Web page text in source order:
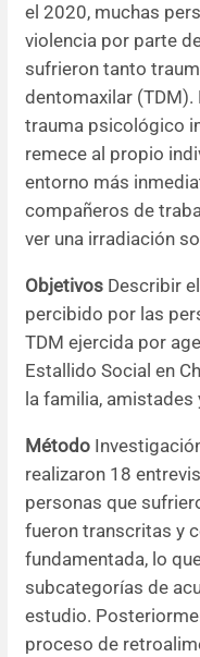
Comité editorial
Resúmenes de
Noticias
el 2020, muchas
violencia por parte
sufrieron tanto
dentomaxilar (TDM).
trauma psicológico
remece al propio
entorno más
compañeros de
ver una irradiación
Objetivos Describir
percibido por las
TDM ejercida por
Estallido Social en
la familia,
Método
realizaron 18
personas que
fueron transcritas y
fundamentada, lo
subcategorías de
estudio.
proceso de